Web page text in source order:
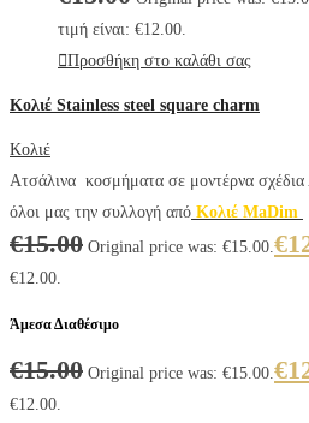
τιμή είναι: €12.00.
Προσθήκη στο καλάθι σας
Κολιέ Stainless steel square charm
Κολιέ
Ατσάλινα κοσμήματα σε μοντέρνα
όλοι μας την συλλογή από Κολιέ MaDim
€15.00 Original price was: €15.00.€
€12.00.
Άμεσα Διαθέσιμο
€15.00 Original price was: €15.00.€
€12.00.